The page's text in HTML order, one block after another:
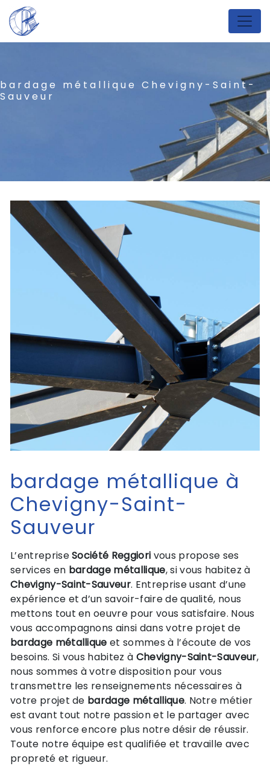
Panneau de gestion des cookies
bardage métallique Chevigny-Saint-
Sauveur
bardage métallique à
Chevigny-Saint-
Sauveur
L’entrepriseSociété Reggiori vous propose ses
services en bardage métallique, si vous habitez à
Chevigny-Saint-Sauveur. Entreprise usant d’une
expérience et d’un savoir-faire de qualité, nous
mettons tout en oeuvre pour vous satisfaire. Nous
vous accompagnons ainsi dans votre projet de
bardage métallique et sommes à l’écoute de vos
besoins. Si vous habitez à Chevigny-Saint-Sauveur,
nous sommes à votre disposition pour vous
transmettre les renseignements nécessaires à
votre projet de bardage métallique. Notre métier
est avant tout notre passion et le partager avec
vous renforce encore plus notre désir de réussir.
Toute notre équipe est qualifiée et travaille avec
propreté et rigueur.